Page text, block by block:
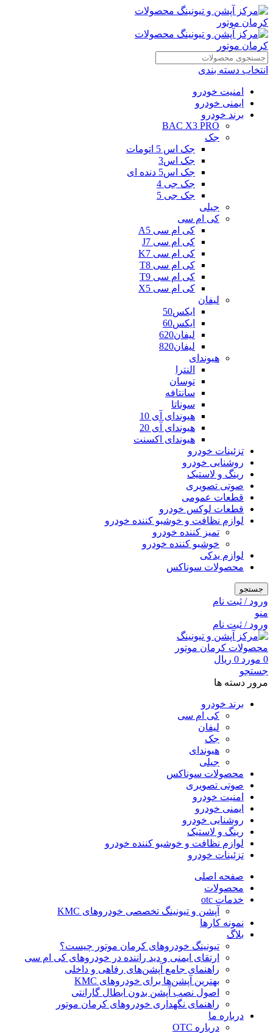
انتخاب دسته بندی
امنیت خودرو
ایمنی خودرو
برند خودرو
BAC X3 PRO
جک
جک اس 5 اتومات
جک اس3
جک اس5 دنده ای
جک جی 4
جک جی 5
جیلی
کی ام سی
کی ام سی A5
کی ام سی J7
کی ام سی K7
کی ام سی T8
کی ام سی T9
کی ام سی X5
لیفان
ایکس50
ایکس60
لیفان620
لیفان820
هیوندای
النترا
توسان
سانتافه
سوناتا
هیوندای آی 10
هیوندای آی 20
هیوندای اکسنت
تزئینات خودرو
روشنایی خودرو
رینگ و لاستیک
صوتی تصویری
قطعات عمومی
قطعات لوکس خودرو
لوازم نظافت و خوشبو کننده خودرو
تمیز کننده خودرو
خوشبو کننده خودرو
لوازم یدکی
محصولات سوناکس
جستجو
ورود / ثبت نام
منو
ورود / ثبت نام
0 مورد 0 ریال
جستجو
مرور دسته ها
برند خودرو
کی ام سی
لیفان
جک
هیوندای
جیلی
محصولات سوناکس
صوتی تصویری
امنیت خودرو
ایمنی خودرو
روشنایی خودرو
رینگ و لاستیک
لوازم نظافت و خوشبو کننده خودرو
تزئینات خودرو
صفحه اصلی
محصولات
خدمات otc
آپشن و تیونینگ تخصصی خودروهای KMC
نمونه کارها
بلاگ
تیونینگ خودروهای کرمان موتور چیست؟
ارتقای ایمنی و دید راننده در خودروهای کی ام سی
راهنمای جامع آپشن‌های رفاهی و داخلی
بهترین آپشن‌ها برای خودروهای KMC
اصول نصب آپشن بدون ابطال گارانتی
راهنمای نگهداری خودروهای کرمان موتور
درباره ما
درباره OTC